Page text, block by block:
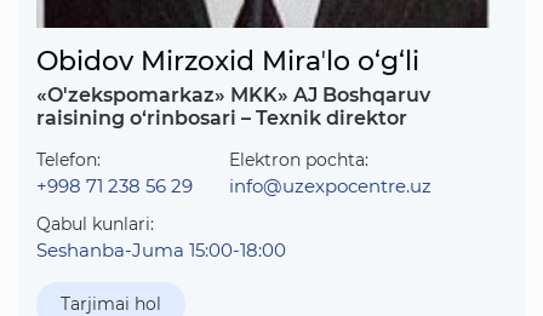
Obidov Mirzoxid Miraʼlo o‘g‘li
«O'zekspomarkaz» MKK» AJ Boshqaruv
raisining o‘rinbosari – Texnik direktor
Telefon:
+998 71 238 56 29
Elektron pochta:
info@uzexpocentre.uz
Qabul kunlari:
Seshanba-Juma 15:00-18:00
Tarjimai hol